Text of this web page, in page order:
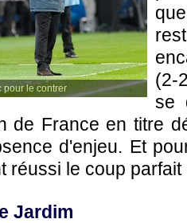
pour le contrer
(2-
se
de France en titre
d'enjeu. Et
réussi le coup
Jardim